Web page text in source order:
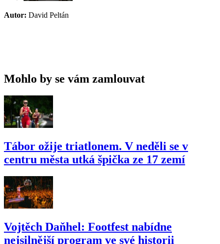
Autor: David Peltán
Mohlo by se vám zamlouvat
Tábor ožije triatlonem. V neděli se v
centru města utká špička ze 17 zemí
Vojtěch Daňhel: Footfest nabídne
nejsilnější program ve své historii